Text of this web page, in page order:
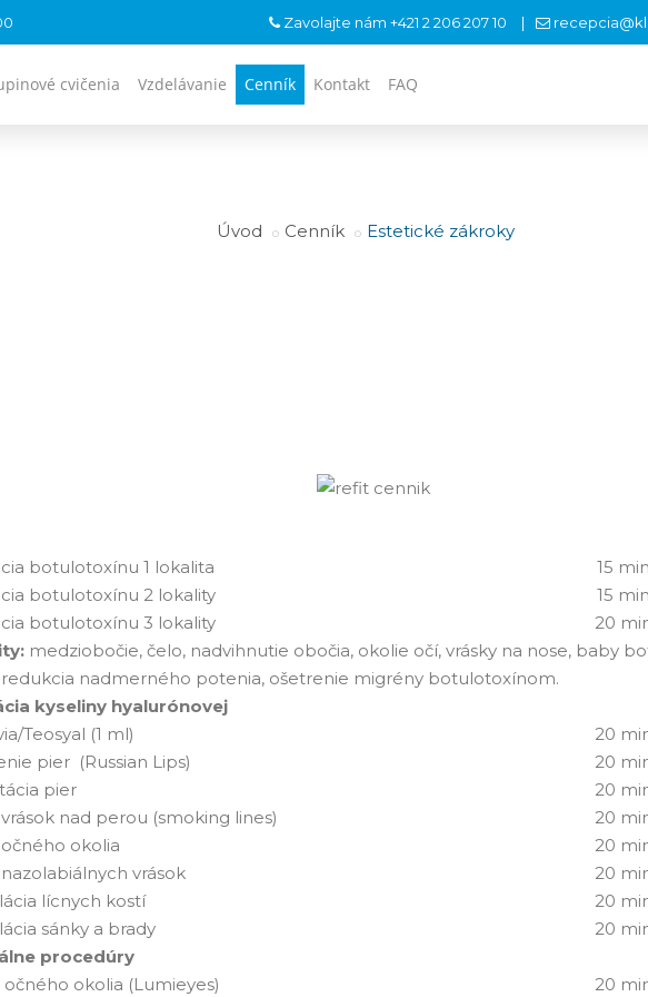
Zavolajte nám +421 2 206 207 10
cvičenia Vzdelávanie Cenník Kontakt FAQ
Úvod Cenník Estetické zákroky
botulotoxínu 1 lokalita 15
botulotoxínu 2 lokality
15
botulotoxínu 3 lokality
20
medziobočie, čelo, nadvihnutie obočia, okolie očí, vrásky na nose, baby
redukcia nadmerného potenia, ošetrenie migrény botulotoxínom.
kyseliny hyalurónovej
Teosyal (1 ml)
20
pier (Russian Lips)
20
pier
20
nad perou (smoking lines)
20
okolia
20
vrások
20
lícnych kostí
20
sánky a brady
20
procedúry
očného okolia (Lumieyes)
20